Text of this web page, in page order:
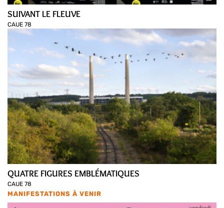
SUIVANT LE FLEUVE
CAUE 78
QUATRE FIGURES EMBLÉMATIQUES
CAUE 78
MANIFESTATIONS À VENIR